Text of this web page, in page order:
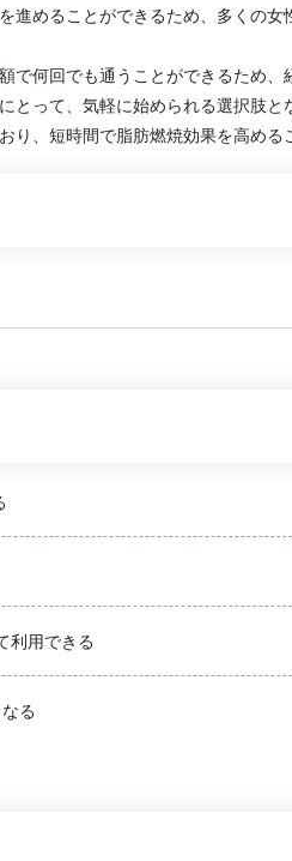
進めることができるため、多くの
で何回でも通うことができるため
とって、気軽に始められる選択肢
、短時間で脂肪燃焼効果を高める
利用できる
る